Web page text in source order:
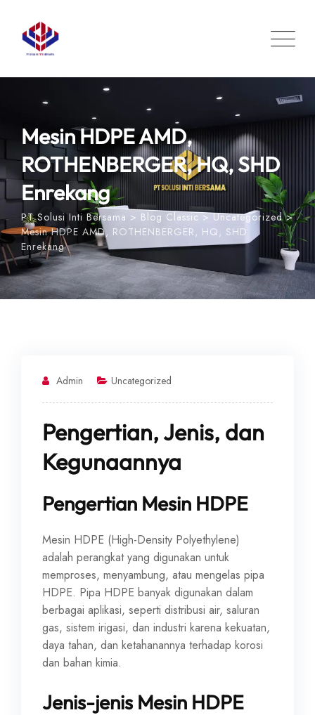
content
Mesin HDPE AMD,
ROTHENBERGER, HQ, SHD
Enrekang
PT Solusi Inti Bersama > Blog Classic>Uncategorized>
Mesin HDPE AMD, ROTHENBERGER, HQ, SHD
Enrekang
Admin Uncategorized
Pengertian, Jenis, dan
Kegunaannya
Pengertian Mesin HDPE
Mesin HDPE (High-Density Polyethylene)
adalah perangkat yang digunakan untuk
memproses, menyambung, atau mengelas pipa
HDPE. Pipa HDPE banyak digunakan dalam
berbagai aplikasi, seperti distribusi air, saluran
gas, sistem irigasi, dan industri karena kekuatan,
daya tahan, dan ketahanannya terhadap korosi
dan bahan kimia.
Jenis-jenis Mesin HDPE